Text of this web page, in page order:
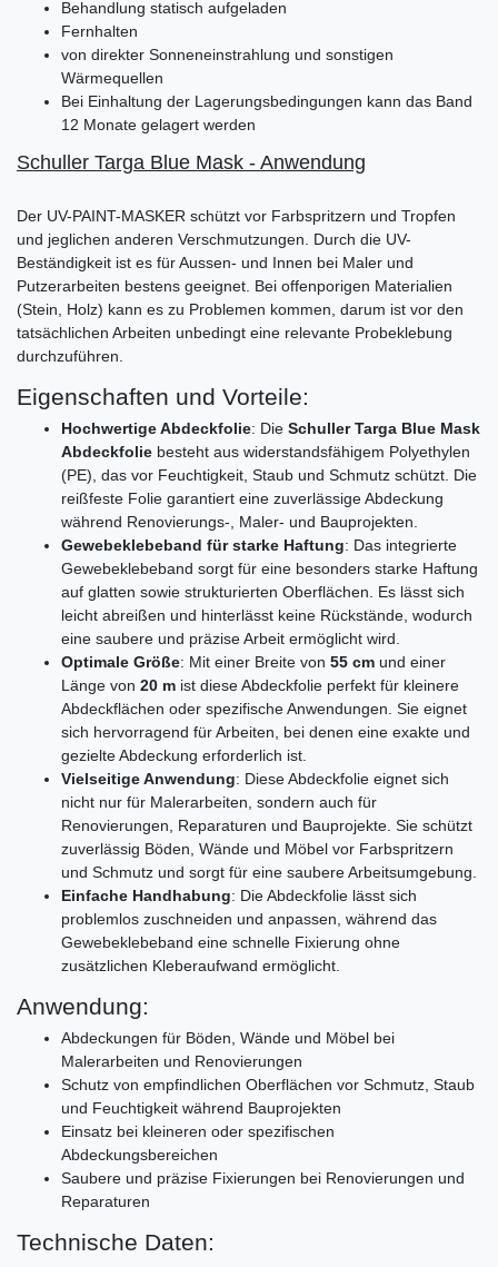
Behandlung statisch aufgeladen
Fernhalten
von direkter Sonneneinstrahlung und sonstigen
Wärmequellen
Bei Einhaltung der Lagerungsbedingungen kann das Band
12 Monate gelagert werden
Schuller Targa Blue Mask - Anwendung
Der UV-PAINT-MASKER schützt vor Farbspritzern und Tropfen
und jeglichen anderen Verschmutzungen. Durch die UV-
Beständigkeit ist es für Aussen- und Innen bei Maler und
Putzerarbeiten bestens geeignet. Bei offenporigen Materialien
(Stein, Holz) kann es zu Problemen kommen, darum ist vor den
tatsächlichen Arbeiten unbedingt eine relevante Probeklebung
durchzuführen.
Eigenschaften und Vorteile:
Hochwertige Abdeckfolie: Die Schuller Targa Blue Mask
Abdeckfolie besteht aus widerstandsfähigem Polyethylen
(PE), das vor Feuchtigkeit, Staub und Schmutz schützt. Die
reißfeste Folie garantiert eine zuverlässige Abdeckung
während Renovierungs-, Maler- und Bauprojekten.
Gewebeklebeband für starke Haftung: Das integrierte
Gewebeklebeband sorgt für eine besonders starke Haftung
auf glatten sowie strukturierten Oberflächen. Es lässt sich
leicht abreißen und hinterlässt keine Rückstände, wodurch
eine saubere und präzise Arbeit ermöglicht wird.
Optimale Größe: Mit einer Breite von 55 cm und einer
Länge von 20 m ist diese Abdeckfolie perfekt für kleinere
Abdeckflächen oder spezifische Anwendungen. Sie eignet
sich hervorragend für Arbeiten, bei denen eine exakte und
gezielte Abdeckung erforderlich ist.
Vielseitige Anwendung: Diese Abdeckfolie eignet sich
nicht nur für Malerarbeiten, sondern auch für
Renovierungen, Reparaturen und Bauprojekte. Sie schützt
zuverlässig Böden, Wände und Möbel vor Farbspritzern
und Schmutz und sorgt für eine saubere Arbeitsumgebung.
Einfache Handhabung: Die Abdeckfolie lässt sich
problemlos zuschneiden und anpassen, während das
Gewebeklebeband eine schnelle Fixierung ohne
zusätzlichen Kleberaufwand ermöglicht.
Anwendung:
Abdeckungen für Böden, Wände und Möbel bei
Malerarbeiten und Renovierungen
Schutz von empfindlichen Oberflächen vor Schmutz, Staub
und Feuchtigkeit während Bauprojekten
Einsatz bei kleineren oder spezifischen
Abdeckungsbereichen
Saubere und präzise Fixierungen bei Renovierungen und
Reparaturen
Technische Daten: